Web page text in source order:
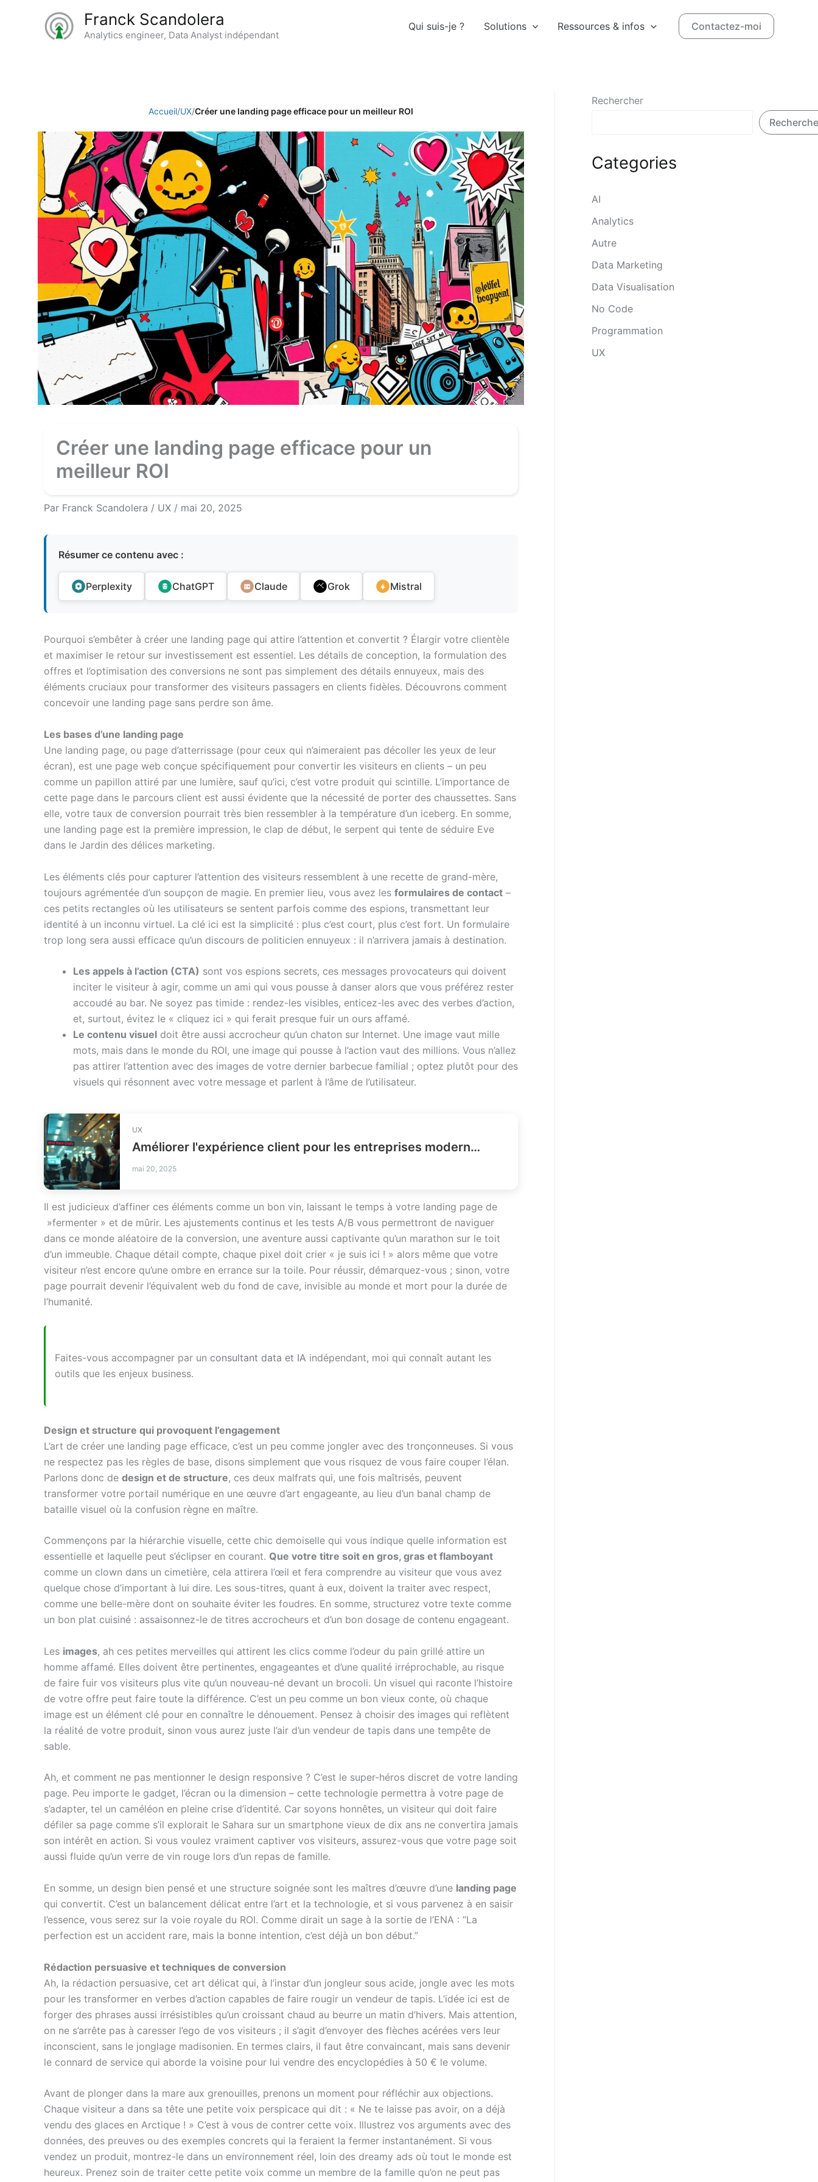
Franck Scandolera
Analytics engineer, Data Analyst indépendant
Qui suis-je ? Solutions Ressources & infos Contactez-moi
Accueil/UX/Créer une landing page efficace pour un meilleur ROI
Créer une landing page efficace pour un
meilleur ROI
Par Franck Scandolera / UX / mai 20, 2025
Résumer ce contenu avec :
Perplexity ChatGPT Claude Grok Mistral
Pourquoi s’embêter à créer une landing page qui attire l’attention et convertit ? Élargir votre clientèle
et maximiser le retour sur investissement est essentiel. Les détails de conception, la formulation des
offres et l’optimisation des conversions ne sont pas simplement des détails ennuyeux, mais des
éléments cruciaux pour transformer des visiteurs passagers en clients fidèles. Découvrons comment
concevoir une landing page sans perdre son âme.
Les bases d’une landing page
Une landing page, ou page d’atterrissage (pour ceux qui n’aimeraient pas décoller les yeux de leur
écran), est une page web conçue spécifiquement pour convertir les visiteurs en clients – un peu
comme un papillon attiré par une lumière, sauf qu’ici, c’est votre produit qui scintille. L’importance de
cette page dans le parcours client est aussi évidente que la nécessité de porter des chaussettes. Sans
elle, votre taux de conversion pourrait très bien ressembler à la température d’un iceberg. En somme,
une landing page est la première impression, le clap de début, le serpent qui tente de séduire Eve
dans le Jardin des délices marketing.
Les éléments clés pour capturer l’attention des visiteurs ressemblent à une recette de grand-mère,
toujours agrémentée d’un soupçon de magie. En premier lieu, vous avez les formulaires de contact –
ces petits rectangles où les utilisateurs se sentent parfois comme des espions, transmettant leur
identité à un inconnu virtuel. La clé ici est la simplicité : plus c’est court, plus c’est fort. Un formulaire
trop long sera aussi efficace qu’un discours de politicien ennuyeux : il n’arrivera jamais à destination.
Les appels à l’action (CTA) sont vos espions secrets, ces messages provocateurs qui doivent
inciter le visiteur à agir, comme un ami qui vous pousse à danser alors que vous préférez rester
accoudé au bar. Ne soyez pas timide : rendez-les visibles, enticez-les avec des verbes d’action,
et, surtout, évitez le « cliquez ici » qui ferait presque fuir un ours affamé.
Le contenu visuel doit être aussi accrocheur qu’un chaton sur Internet. Une image vaut mille
mots, mais dans le monde du ROI, une image qui pousse à l’action vaut des millions. Vous n’allez
pas attirer l’attention avec des images de votre dernier barbecue familial ; optez plutôt pour des
visuels qui résonnent avec votre message et parlent à l’âme de l’utilisateur.
UX
Améliorer l'expérience client pour les entreprises modernes
mai 20, 2025
Il est judicieux d’affiner ces éléments comme un bon vin, laissant le temps à votre landing page de
»fermenter » et de mûrir. Les ajustements continus et les tests A/B vous permettront de naviguer
dans ce monde aléatoire de la conversion, une aventure aussi captivante qu’un marathon sur le toit
d’un immeuble. Chaque détail compte, chaque pixel doit crier « je suis ici ! » alors même que votre
visiteur n’est encore qu’une ombre en errance sur la toile. Pour réussir, démarquez-vous ; sinon, votre
page pourrait devenir l’équivalent web du fond de cave, invisible au monde et mort pour la durée de
l’humanité.
Faites-vous accompagner par un consultant data et IA indépendant, moi qui connaît autant les
outils que les enjeux business.
Design et structure qui provoquent l’engagement
L’art de créer une landing page efficace, c’est un peu comme jongler avec des tronçonneuses. Si vous
ne respectez pas les règles de base, disons simplement que vous risquez de vous faire couper l’élan.
Parlons donc de design et de structure, ces deux malfrats qui, une fois maîtrisés, peuvent
transformer votre portail numérique en une œuvre d’art engageante, au lieu d’un banal champ de
bataille visuel où la confusion règne en maître.
Commençons par la hiérarchie visuelle, cette chic demoiselle qui vous indique quelle information est
essentielle et laquelle peut s’éclipser en courant. Que votre titre soit en gros, gras et flamboyant
comme un clown dans un cimetière, cela attirera l’œil et fera comprendre au visiteur que vous avez
quelque chose d’important à lui dire. Les sous-titres, quant à eux, doivent la traiter avec respect,
comme une belle-mère dont on souhaite éviter les foudres. En somme, structurez votre texte comme
un bon plat cuisiné : assaisonnez-le de titres accrocheurs et d’un bon dosage de contenu engageant.
Les images, ah ces petites merveilles qui attirent les clics comme l’odeur du pain grillé attire un
homme affamé. Elles doivent être pertinentes, engageantes et d’une qualité irréprochable, au risque
de faire fuir vos visiteurs plus vite qu’un nouveau-né devant un brocoli. Un visuel qui raconte l’histoire
de votre offre peut faire toute la différence. C’est un peu comme un bon vieux conte, où chaque
image est un élément clé pour en connaître le dénouement. Pensez à choisir des images qui reflètent
la réalité de votre produit, sinon vous aurez juste l’air d’un vendeur de tapis dans une tempête de
sable.
Ah, et comment ne pas mentionner le design responsive ? C’est le super-héros discret de votre landing
page. Peu importe le gadget, l’écran ou la dimension – cette technologie permettra à votre page de
s’adapter, tel un caméléon en pleine crise d’identité. Car soyons honnêtes, un visiteur qui doit faire
défiler sa page comme s’il explorait le Sahara sur un smartphone vieux de dix ans ne convertira jamais
son intérêt en action. Si vous voulez vraiment captiver vos visiteurs, assurez-vous que votre page soit
aussi fluide qu’un verre de vin rouge lors d’un repas de famille.
En somme, un design bien pensé et une structure soignée sont les maîtres d’œuvre d’une landing page
qui convertit. C’est un balancement délicat entre l’art et la technologie, et si vous parvenez à en saisir
l’essence, vous serez sur la voie royale du ROI. Comme dirait un sage à la sortie de l’ENA : “La
perfection est un accident rare, mais la bonne intention, c’est déjà un bon début.”
Rédaction persuasive et techniques de conversion
Ah, la rédaction persuasive, cet art délicat qui, à l’instar d’un jongleur sous acide, jongle avec les mots
pour les transformer en verbes d’action capables de faire rougir un vendeur de tapis. L’idée ici est de
forger des phrases aussi irrésistibles qu’un croissant chaud au beurre un matin d’hivers. Mais attention,
on ne s’arrête pas à caresser l’ego de vos visiteurs ; il s’agit d’envoyer des flèches acérées vers leur
inconscient, sans le jonglage madisonien. En termes clairs, il faut être convaincant, mais sans devenir
le connard de service qui aborde la voisine pour lui vendre des encyclopédies à 50 € le volume.
Avant de plonger dans la mare aux grenouilles, prenons un moment pour réfléchir aux objections.
Chaque visiteur a dans sa tête une petite voix perspicace qui dit : « Ne te laisse pas avoir, on a déjà
vendu des glaces en Arctique ! » C’est à vous de contrer cette voix. Illustrez vos arguments avec des
données, des preuves ou des exemples concrets qui la feraient la fermer instantanément. Si vous
vendez un produit, montrez-le dans un environnement réel, loin des dreamy ads où tout le monde est
heureux. Prenez soin de traiter cette petite voix comme un membre de la famille qu’on ne peut pas
Rechercher
Categories
AI
Analytics
Autre
Data Marketing
Data Visualisation
No Code
Programmation
UX